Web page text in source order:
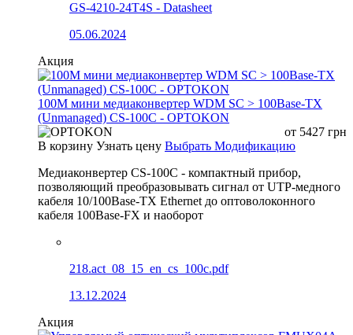
GS-4210-24T4S - Datasheet
05.06.2024
Акция
100М мини медиаконвертер WDM SC > 100Base-TX
(Unmanaged) CS-100C - OPTOKON
от 5427 грн
В корзину Узнать цену Выбрать Модификацию
Медиаконвертер CS-100C - компактный прибор,
позволяющий преобразовывать сигнал от UTP-медного
кабеля 10/100Base-TX Ethernet до оптоволоконного
кабеля 100Base-FX и наоборот
218.act_08_15_en_cs_100c.pdf
13.12.2024
Акция